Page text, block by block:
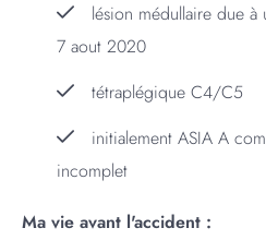
lésion médullaire due
7 aout 2020
tétraplégique C4/C5
initialement ASIA A
incomplet
Ma vie avant l'accident :